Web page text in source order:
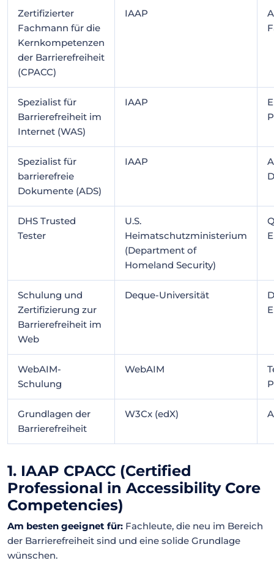
Zertifizierter
Fachmann für die
Kernkompetenzen
der Barrierefreiheit
(CPACC)
IAAP
Spezialist für
Barrierefreiheit im
Internet (WAS)
IAAP
Spezialist für
barrierefreie
Dokumente (ADS)
IAAP
DHS Trusted
Tester
U.S.
Heimatschutzministerium
(Department of
Homeland Security)
Schulung und
Zertifizierung zur
Barrierefreiheit im
Web
Deque-Universität
WebAIM-
Schulung
WebAIM
Grundlagen der
Barrierefreiheit
W3Cx (edX)
1. IAAP CPACC (Certified
Professional in Accessibility Core
Competencies)
Am besten geeignet für: Fachleute, die neu im Bereich
der Barrierefreiheit sind und eine solide Grundlage
wünschen.